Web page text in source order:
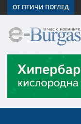
ОТ ПТИЧИ ПОГЛЕД